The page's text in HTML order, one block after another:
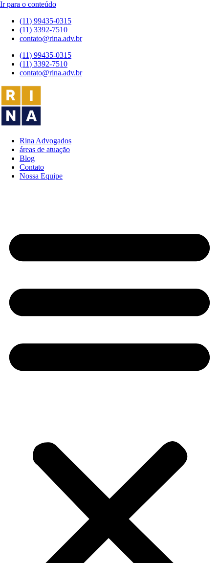
Ir para o conteúdo
(11) 99435-0315
(11) 3392-7510
contato@rina.adv.br
(11) 99435-0315
(11) 3392-7510
contato@rina.adv.br
Rina Advogados
áreas de atuação
Blog
Contato
Nossa Equipe